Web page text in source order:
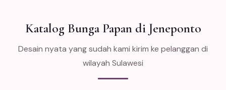
Katalog Bunga Papan di Jeneponto
Desain nyata yang sudah kami kirim ke pelanggan di
wilayah Sulawesi